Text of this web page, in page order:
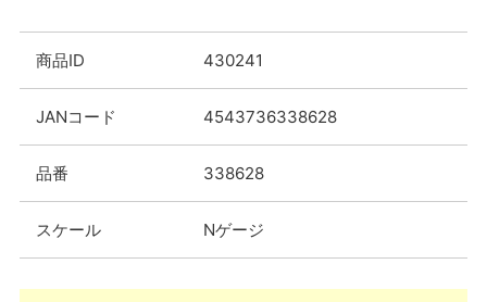
商品ID 430241
JANコード 4543736338628
品番 338628
スケール Nゲージ